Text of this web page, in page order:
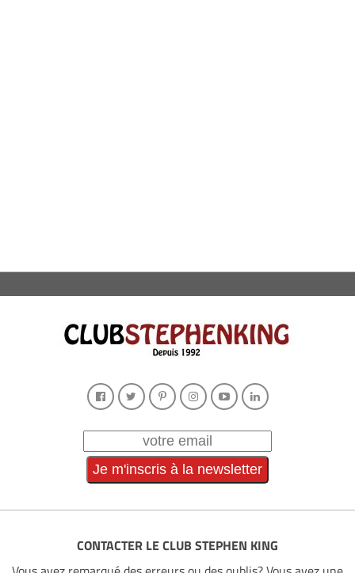
CONTACTER LE CLUB STEPHEN KING